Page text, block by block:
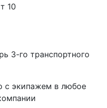
10
3-го транспортного
с экипажем в любое